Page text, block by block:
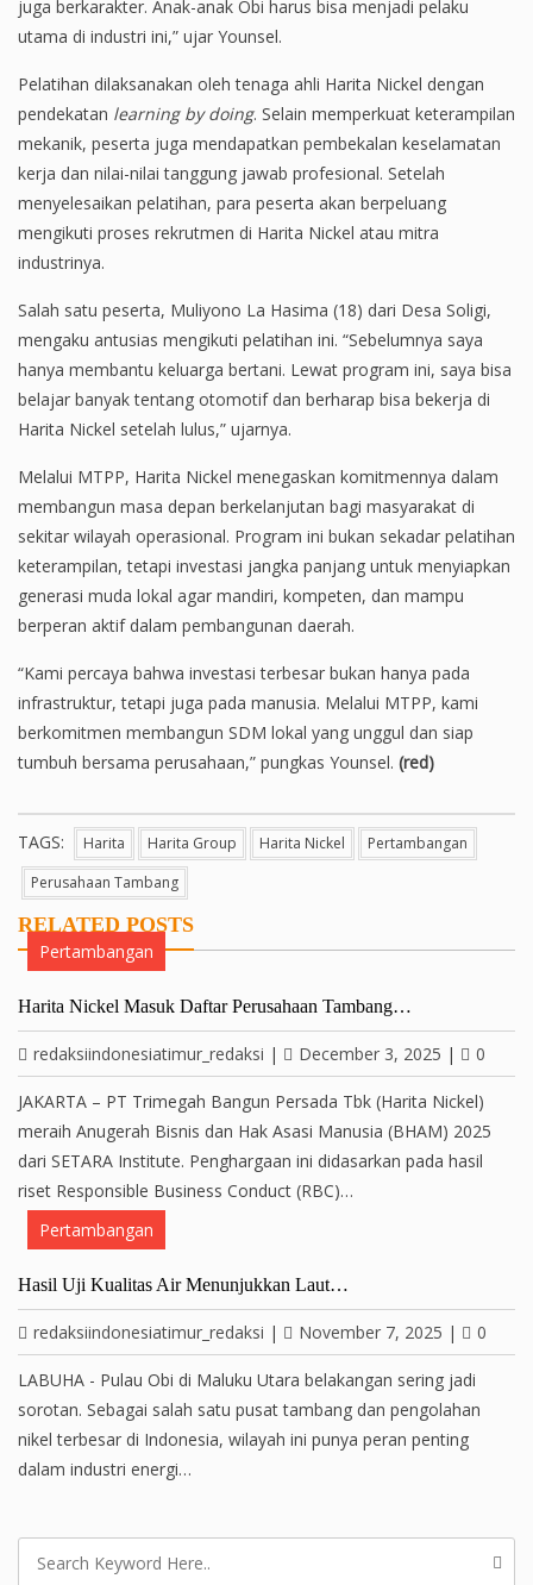
juga berkarakter. Anak-anak Obi harus bisa menjadi pelaku
utama di industri ini,” ujar Younsel.
Pelatihan dilaksanakan oleh tenaga ahli Harita Nickel dengan
pendekatan learning by doing. Selain memperkuat keterampilan
mekanik, peserta juga mendapatkan pembekalan keselamatan
kerja dan nilai-nilai tanggung jawab profesional. Setelah
menyelesaikan pelatihan, para peserta akan berpeluang
mengikuti proses rekrutmen di Harita Nickel atau mitra
industrinya.
Salah satu peserta, Muliyono La Hasima (18) dari Desa Soligi,
mengaku antusias mengikuti pelatihan ini. “Sebelumnya saya
hanya membantu keluarga bertani. Lewat program ini, saya bisa
belajar banyak tentang otomotif dan berharap bisa bekerja di
Harita Nickel setelah lulus,” ujarnya.
Melalui MTPP, Harita Nickel menegaskan komitmennya dalam
membangun masa depan berkelanjutan bagi masyarakat di
sekitar wilayah operasional. Program ini bukan sekadar pelatihan
keterampilan, tetapi investasi jangka panjang untuk menyiapkan
generasi muda lokal agar mandiri, kompeten, dan mampu
berperan aktif dalam pembangunan daerah.
“Kami percaya bahwa investasi terbesar bukan hanya pada
infrastruktur, tetapi juga pada manusia. Melalui MTPP, kami
berkomitmen membangun SDM lokal yang unggul dan siap
tumbuh bersama perusahaan,” pungkas Younsel. (red)
TAGS: Harita Harita Group Harita Nickel
Pertambangan
Perusahaan Tambang
RELATED POSTS
Pertambangan
Harita Nickel Masuk Daftar Perusahaan Tambang…
redaksiindonesiatimur_redaksi | December 3, 2025 | 0
JAKARTA – PT Trimegah Bangun Persada Tbk (Harita Nickel)
meraih Anugerah Bisnis dan Hak Asasi Manusia (BHAM) 2025
dari SETARA Institute. Penghargaan ini didasarkan pada hasil
riset Responsible Business Conduct (RBC)…
Pertambangan
Hasil Uji Kualitas Air Menunjukkan Laut…
redaksiindonesiatimur_redaksi | November 7, 2025 | 0
LABUHA - Pulau Obi di Maluku Utara belakangan sering jadi
sorotan. Sebagai salah satu pusat tambang dan pengolahan
nikel terbesar di Indonesia, wilayah ini punya peran penting
dalam industri energi…